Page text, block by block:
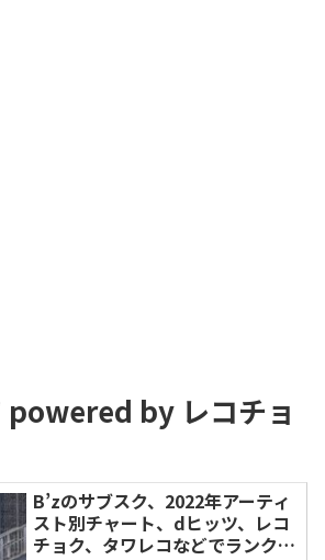
powered by レコチョ
B’zのサブスク、2022年アーティ
スト別チャート、dヒッツ、レコ
チョク、タワレコなどでランクイ